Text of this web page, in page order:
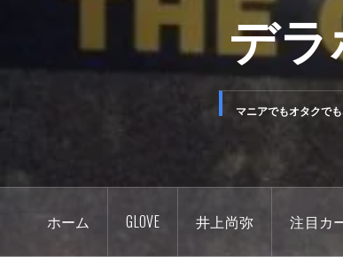
デラ
マニアでもオタクで
ホーム GLOVE 井上尚弥 注目カ